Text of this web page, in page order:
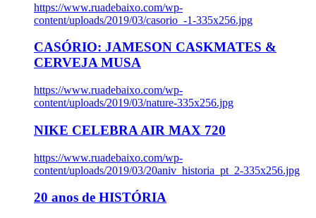
https://www.ruadebaixo.com/wp-
content/uploads/2019/03/casorio_-1-335x256.jpg
CASÓRIO: JAMESON CASKMATES &
CERVEJA MUSA
https://www.ruadebaixo.com/wp-
content/uploads/2019/03/nature-335x256.jpg
NIKE CELEBRA AIR MAX 720
https://www.ruadebaixo.com/wp-
content/uploads/2019/03/20aniv_historia_pt_2-335x256.jpg
20 anos de HISTÓRIA